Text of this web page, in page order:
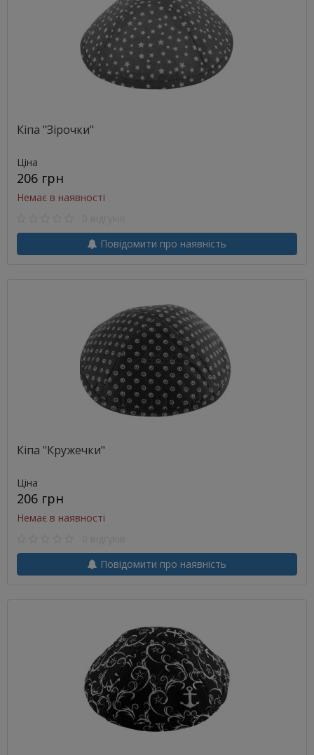
Кіпа "Зірочки"
Ціна
206 грн
Немає в наявності
Повідомити про наявність
Кіпа "Кружечки"
Ціна
206 грн
Немає в наявності
Повідомити про наявність